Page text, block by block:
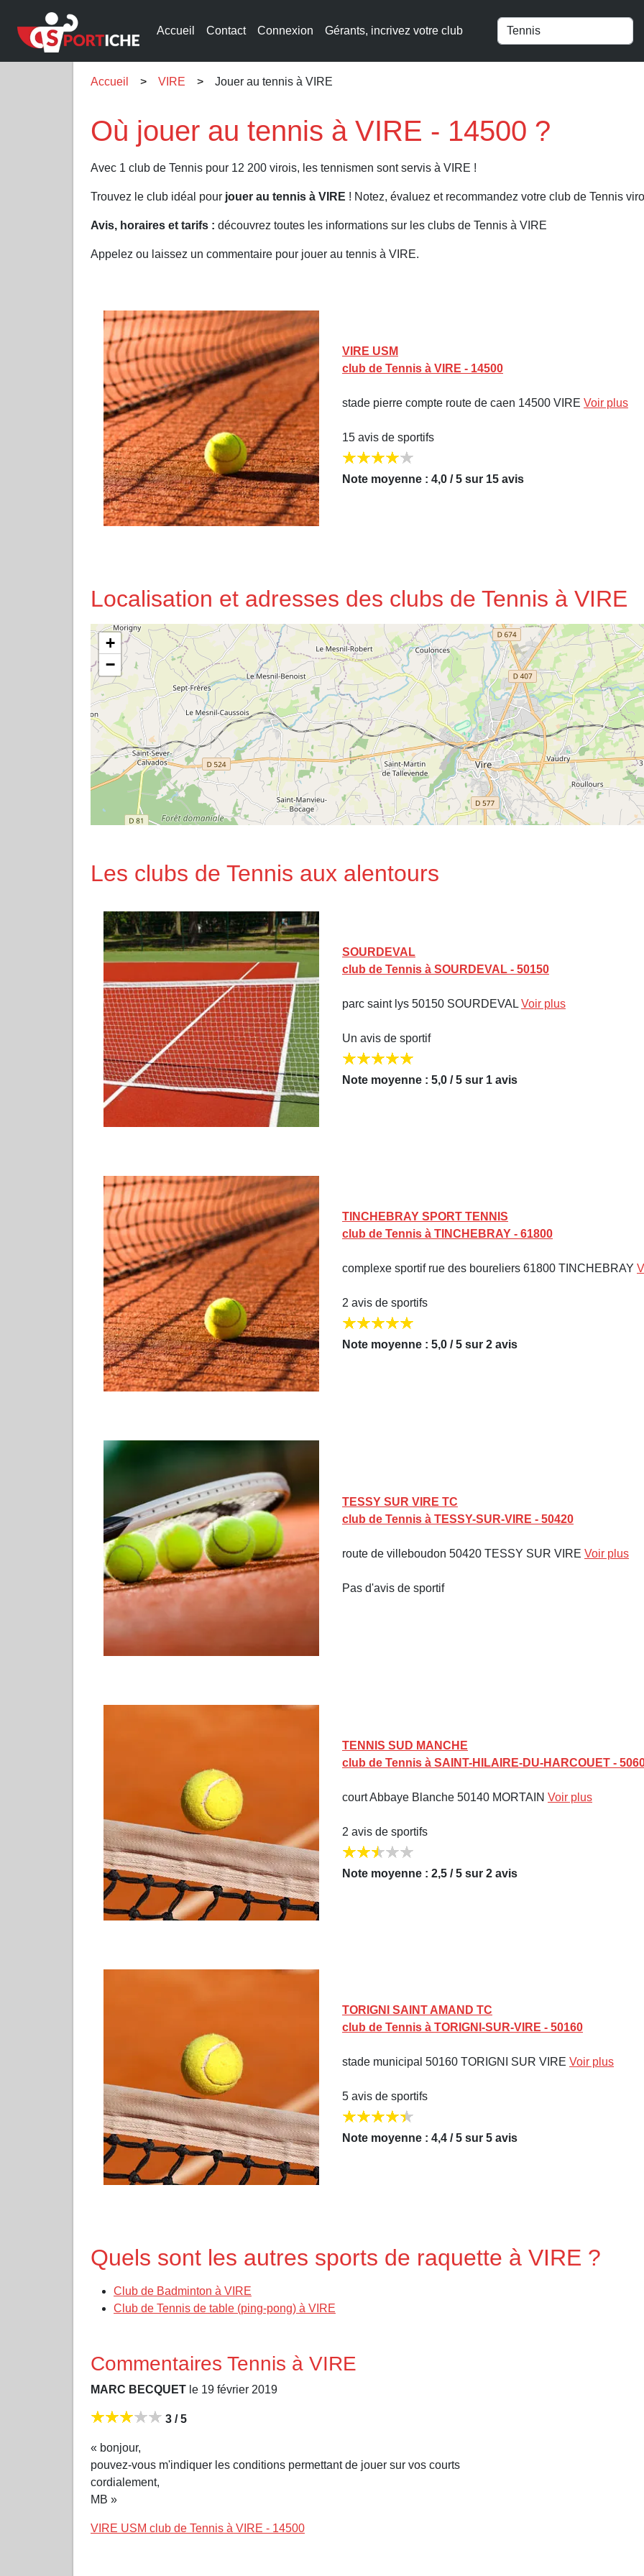
Accueil Contact Connexion Gérants, incrivez votre club
Accueil VIRE Jouer au tennis à VIRE
Où jouer au tennis à VIRE - 14500 ?
Avec 1 club de Tennis pour 12 200 virois, les tennismen sont servis à VIRE !
Trouvez le club idéal pour jouer au tennis à VIRE ! Notez, évaluez et recommandez votre club de Tennis
Avis, horaires et tarifs : découvrez toutes les informations sur les clubs de Tennis à VIRE
Appelez ou laissez un commentaire pour jouer au tennis à VIRE.
VIRE USM
club de Tennis à VIRE - 14500
stade pierre compte route de caen 14500 VIRE Voir plus
15 avis de sportifs
Note moyenne : 4,0 / 5 sur 15 avis
Localisation et adresses des clubs de Tennis à VIRE
+
−
Les clubs de Tennis aux alentours
SOURDEVAL
club de Tennis à SOURDEVAL - 50150
parc saint lys 50150 SOURDEVAL Voir plus
Un avis de sportif
Note moyenne : 5,0 / 5 sur 1 avis
TINCHEBRAY SPORT TENNIS
club de Tennis à TINCHEBRAY - 61800
complexe sportif rue des boureliers 61800 TINCHEBRAY
2 avis de sportifs
Note moyenne : 5,0 / 5 sur 2 avis
TESSY SUR VIRE TC
club de Tennis à TESSY-SUR-VIRE - 50420
route de villeboudon 50420 TESSY SUR VIRE Voir plus
Pas d'avis de sportif
TENNIS SUD MANCHE
club de Tennis à SAINT-HILAIRE-DU-HARCOUET -
court Abbaye Blanche 50140 MORTAIN Voir plus
2 avis de sportifs
Note moyenne : 2,5 / 5 sur 2 avis
TORIGNI SAINT AMAND TC
club de Tennis à TORIGNI-SUR-VIRE - 50160
stade municipal 50160 TORIGNI SUR VIRE Voir plus
5 avis de sportifs
Note moyenne : 4,4 / 5 sur 5 avis
Quels sont les autres sports de raquette à VIRE ?
Club de Badminton à VIRE
Club de Tennis de table (ping-pong) à VIRE
Commentaires Tennis à VIRE
MARC BECQUET le 19 février 2019
3 / 5
« bonjour,
pouvez-vous m'indiquer les conditions permettant de jouer sur vos courts
cordialement,
MB »
VIRE USM club de Tennis à VIRE - 14500